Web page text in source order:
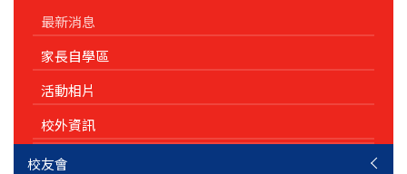
最新消息
家長自學區
活動相片
校外資訊
校友會